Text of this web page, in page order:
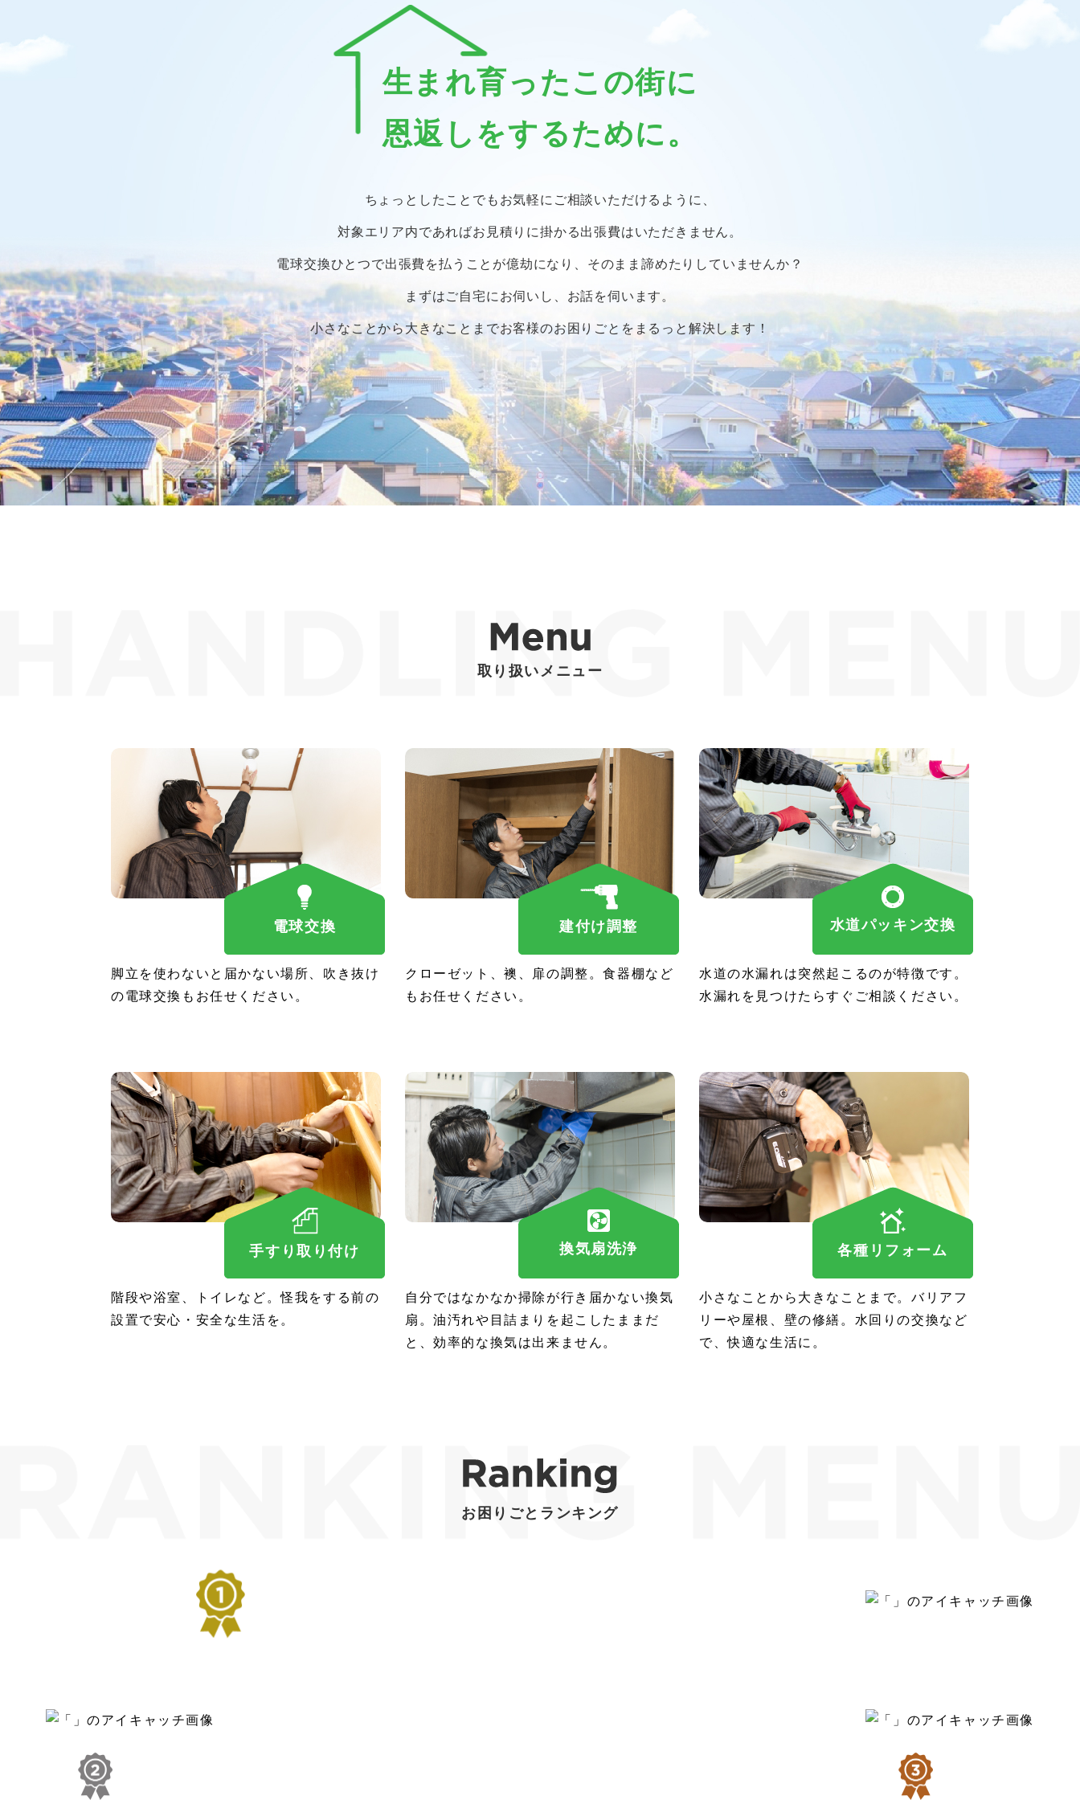
生まれ育ったこの街に
恩返しをするために。
ちょっとしたことでも お気軽にご相談いただけるように、
対象エリア内であればお見積りに掛かる出張費はいただきません。
電球交換ひとつで出張費を払うことが億劫になり、 そのまま諦めたりしていませんか？
まずはご自宅にお伺いし、お話を伺います。
小さなことから大きなことまでお客様のお困りごとをまるっと解決します！
取り扱いメニュー
電球交換
脚立を使わないと届かない場所、吹き抜け
の電球交換もお任せください。
建付け調整
クローゼット、襖、扉の調整。食器棚など
もお任せください。
水道パッキン交換
水道の水漏れは突然起こるのが特徴です。
水漏れを見つけたらすぐご相談ください。
手すり取り付け
階段や浴室、トイレなど。怪我をする前の
設置で安心・安全な生活を。
換気扇洗浄
自分ではなかなか掃除が行き届かない換気
扇。油汚れや目詰まりを起こしたままだ
と、効率的な換気は出来ません。
各種リフォーム
小さなことから大きなことまで。バリアフ
リーや屋根、壁の修繕。水回りの交換など
で、快適な生活に。
お困りごとランキング